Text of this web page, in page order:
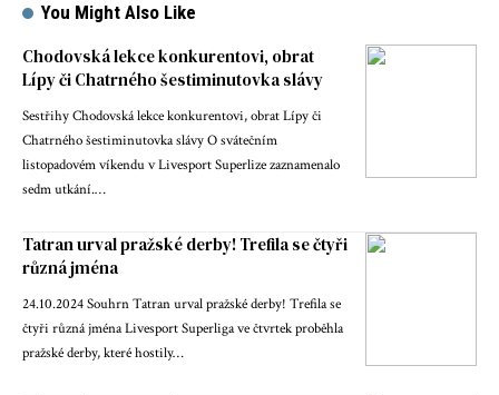
You Might Also Like
Chodovská lekce konkurentovi, obrat
Lípy či Chatrného šestiminutovka slávy
Sestřihy Chodovská lekce konkurentovi, obrat Lípy či
Chatrného šestiminutovka slávy O svátečním
listopadovém víkendu v Livesport Superlize zaznamenalo
sedm utkání.…
Tatran urval pražské derby! Trefila se čtyři
různá jména
24.10.2024 Souhrn Tatran urval pražské derby! Trefila se
čtyři různá jména Livesport Superliga ve čtvrtek proběhla
pražské derby, které hostily…